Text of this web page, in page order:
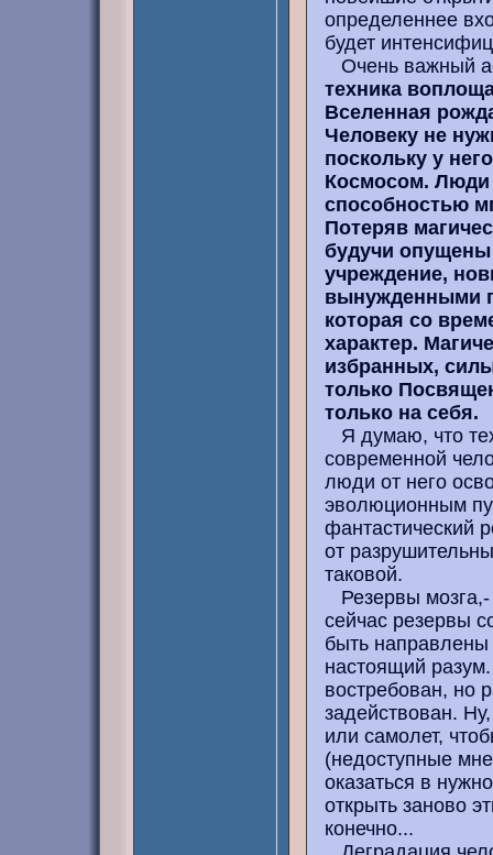
определеннее
будет
Очень важный
техника
Вселенная
Человеку не
поскольку у
Космосом. Люди
способностью
Потеряв
будучи опущены
учреждение,
вынужденными
которая со
характер.
избранных,
только
только на себя.
Я думаю, что
современной
люди от него
эволюционным
фантастический
от
таковой.
Резервы мозга,-
сейчас резервы
быть направлены
настоящий
востребован, но
задействован.
или самолет,
(недоступные
оказаться в
открыть заново
конечно...